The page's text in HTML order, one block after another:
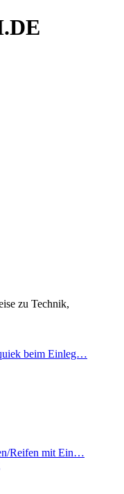
zu Technik,
beim Einleg…
Reifen mit Ein…